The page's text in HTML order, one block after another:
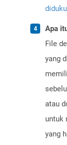
Apa
File
yang
atau
untuk
yang